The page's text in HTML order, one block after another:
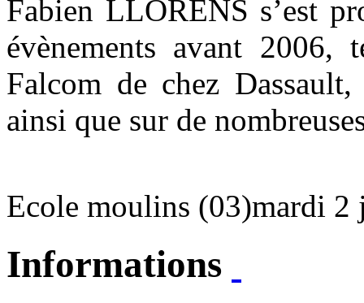
Fabien LLORENS s’est
évènements avant
Falcom de chez
ainsi que sur de
Ecole moulins (03)mardi 2
Informations